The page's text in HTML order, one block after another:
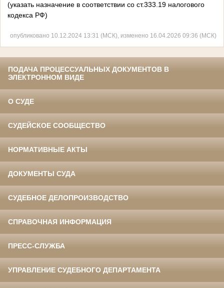
(указать назначение в соответствии со ст.333.19 налогового
кодекса РФ)
опубликовано 10.12.2024 13:31 (МСК), изменено 16.04.2026 09:36 (МСК)
ПОДАЧА ПРОЦЕССУАЛЬНЫХ ДОКУМЕНТОВ В
ЭЛЕКТРОННОМ ВИДЕ
О СУДЕ
СУДЕЙСКОЕ СООБЩЕСТВО
НОРМАТИВНЫЕ АКТЫ
ДОКУМЕНТЫ СУДА
СУДЕБНОЕ ДЕЛОПРОИЗВОДСТВО
СПРАВОЧНАЯ ИНФОРМАЦИЯ
ПРЕСС-СЛУЖБА
УПРАВЛЕНИЕ СУДЕБНОГО ДЕПАРТАМЕНТА